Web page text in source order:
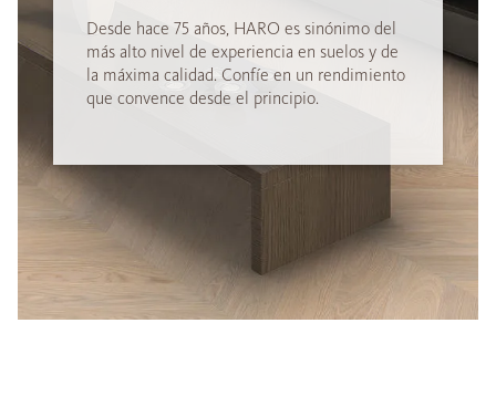
Desde hace 75 años, HARO es sinónimo del
más alto nivel de experiencia en suelos y de
la máxima calidad. Confíe en un rendimiento
que convence desde el principio.